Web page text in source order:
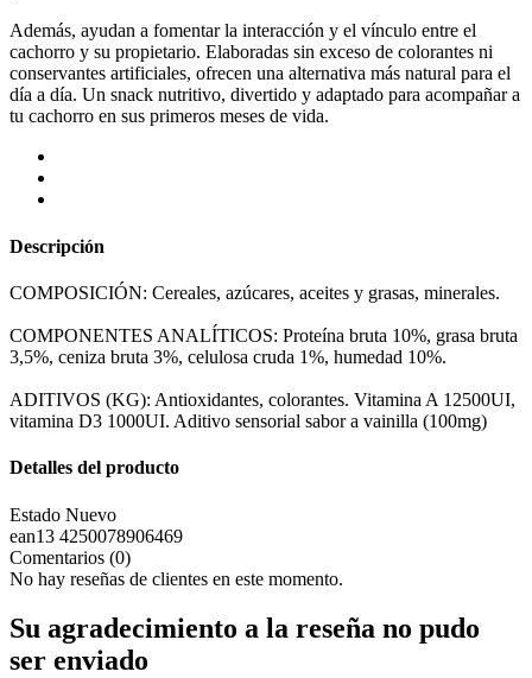
Además, ayudan a fomentar la interacción y el vínculo entre el
cachorro y su propietario. Elaboradas sin exceso de colorantes ni
conservantes artificiales, ofrecen una alternativa más natural para el
día a día. Un snack nutritivo, divertido y adaptado para acompañar a
tu cachorro en sus primeros meses de vida.
Descripción
COMPOSICIÓN: Cereales, azúcares, aceites y grasas, minerales.
COMPONENTES ANALÍTICOS: Proteína bruta 10%, grasa bruta
3,5%, ceniza bruta 3%, celulosa cruda 1%, humedad 10%.
ADITIVOS (KG): Antioxidantes, colorantes. Vitamina A 12500UI,
vitamina D3 1000UI. Aditivo sensorial sabor a vainilla (100mg)
Detalles del producto
Estado Nuevo
ean13 4250078906469
Comentarios (0)
No hay reseñas de clientes en este momento.
Su agradecimiento a la reseña no pudo
ser enviado